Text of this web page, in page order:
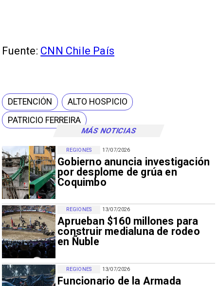
MÁS NOTICIAS
17/07/2026
Gobierno anuncia investigación
por desplome de grúa en
Coquimbo
REGIONES
13/07/2026
Aprueban $160 millones para
construir medialuna de rodeo
en Ñuble
REGIONES
13/07/2026
Funcionario de la Armada
REGIONES
Fuente: CNN Chile País
DETENCIÓN
ALTO HOSPICIO
PATRICIO FERREIRA